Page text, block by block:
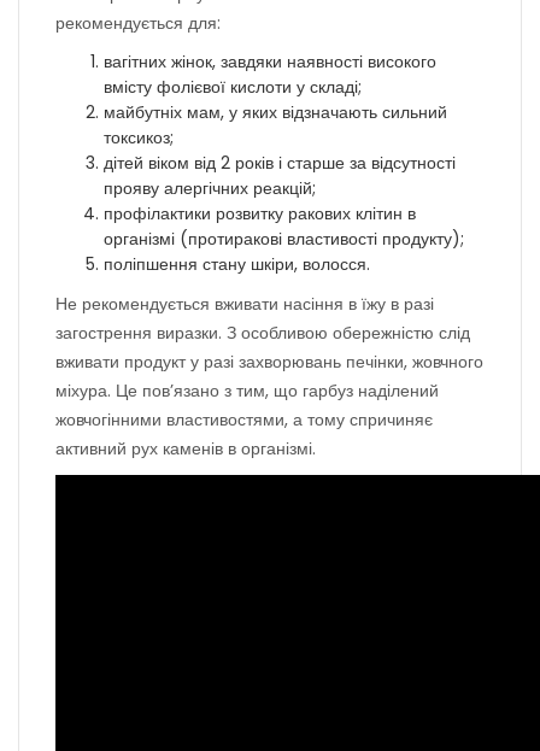
рекомендується для:
вагітних жінок, завдяки наявності високого
вмісту фолієвої кислоти у складі;
майбутніх мам, у яких відзначають сильний
токсикоз;
дітей віком від 2 років і старше за відсутності
прояву алергічних реакцій;
профілактики розвитку ракових клітин в
організмі (протиракові властивості продукту);
поліпшення стану шкіри, волосся.
Не рекомендується вживати насіння в їжу в разі
загострення виразки. З особливою обережністю слід
вживати продукт у разі захворювань печінки, жовчного
міхура. Це пов’язано з тим, що гарбуз наділений
жовчогінними властивостями, а тому спричиняє
активний рух каменів в організмі.